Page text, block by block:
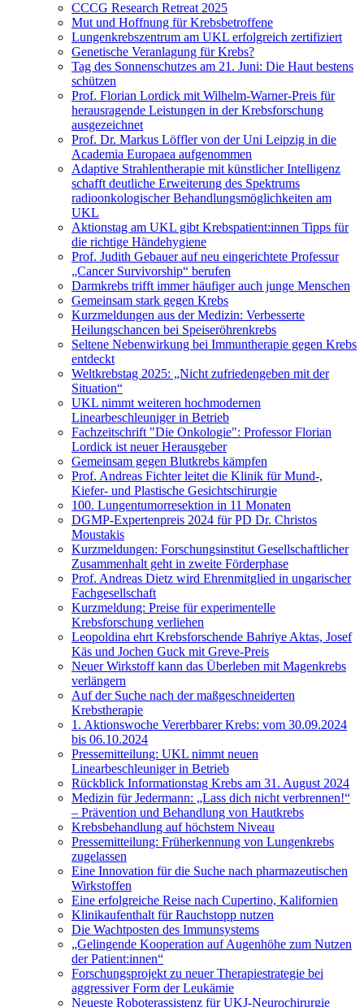
CCCG Research Retreat 2025
Mut und Hoffnung für Krebsbetroffene
Lungenkrebszentrum am UKL erfolgreich zertifiziert
Genetische Veranlagung für Krebs?
Tag des Sonnenschutzes am 21. Juni: Die Haut bestens
schützen
Prof. Florian Lordick mit Wilhelm-Warner-Preis für
herausragende Leistungen in der Krebsforschung
ausgezeichnet
Prof. Dr. Markus Löffler von der Uni Leipzig in die
Academia Europaea aufgenommen
Adaptive Strahlentherapie mit künstlicher Intelligenz
schafft deutliche Erweiterung des Spektrums
radioonkologischer Behandlungsmöglichkeiten am
UKL
Aktionstag am UKL gibt Krebspatient:innen Tipps für
die richtige Händehygiene
Prof. Judith Gebauer auf neu eingerichtete Professur
„Cancer Survivorship“ berufen
Darmkrebs trifft immer häufiger auch junge Menschen
Gemeinsam stark gegen Krebs
Kurzmeldungen aus der Medizin: Verbesserte
Heilungschancen bei Speiseröhrenkrebs
Seltene Nebenwirkung bei Immuntherapie gegen Krebs
entdeckt
Weltkrebstag 2025: „Nicht zufriedengeben mit der
Situation“
UKL nimmt weiteren hochmodernen
Linearbeschleuniger in Betrieb
Fachzeitschrift "Die Onkologie": Professor Florian
Lordick ist neuer Herausgeber
Gemeinsam gegen Blutkrebs kämpfen
Prof. Andreas Fichter leitet die Klinik für Mund-,
Kiefer- und Plastische Gesichtschirurgie
100. Lungentumorresektion in 11 Monaten
DGMP-Expertenpreis 2024 für PD Dr. Christos
Moustakis
Kurzmeldungen: Forschungsinstitut Gesellschaftlicher
Zusammenhalt geht in zweite Förderphase
Prof. Andreas Dietz wird Ehrenmitglied in ungarischer
Fachgesellschaft
Kurzmeldung: Preise für experimentelle
Krebsforschung verliehen
Leopoldina ehrt Krebsforschende Bahriye Aktas, Josef
Käs und Jochen Guck mit Greve-Preis
Neuer Wirkstoff kann das Überleben mit Magenkrebs
verlängern
Auf der Suche nach der maßgeschneiderten
Krebstherapie
1. Aktionswoche Vererbbarer Krebs: vom 30.09.2024
bis 06.10.2024
Pressemitteilung: UKL nimmt neuen
Linearbeschleuniger in Betrieb
Rückblick Informationstag Krebs am 31. August 2024
Medizin für Jedermann: „Lass dich nicht verbrennen!“
– Prävention und Behandlung von Hautkrebs
Krebsbehandlung auf höchstem Niveau
Pressemitteilung: Früherkennung von Lungenkrebs
zugelassen
Eine Innovation für die Suche nach pharmazeutischen
Wirkstoffen
Eine erfolgreiche Reise nach Cupertino, Kalifornien
Klinikaufenthalt für Rauchstopp nutzen
Die Wachtposten des Immunsystems
„Gelingende Kooperation auf Augenhöhe zum Nutzen
der Patient:innen“
Forschungsprojekt zu neuer Therapiestrategie bei
aggressiver Form der Leukämie
Neueste Roboterassistenz für UKJ-Neurochirurgie